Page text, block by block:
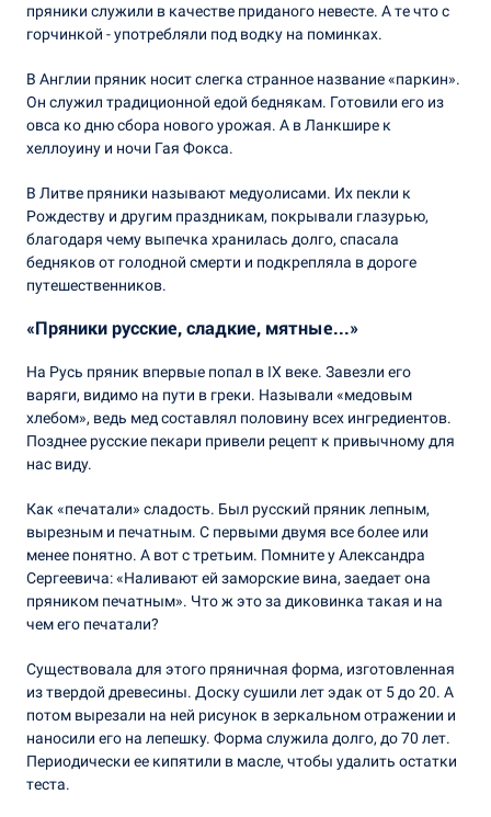
пряники служили в качестве приданого невесте. А те что с
горчинкой - употребляли под водку на поминках.
В Англии пряник носит слегка странное название «паркин».
Он служил традиционной едой беднякам. Готовили его из
овса ко дню сбора нового урожая. А в Ланкшире к
хеллоуину и ночи Гая Фокса.
В Литве пряники называют медуолисами. Их пекли к
Рождеству и другим праздникам, покрывали глазурью,
благодаря чему выпечка хранилась долго, спасала
бедняков от голодной смерти и подкрепляла в дороге
путешественников.
«Пряники русские, сладкие, мятные...»
На Русь пряник впервые попал в IX веке. Завезли его
варяги, видимо на пути в греки. Называли «медовым
хлебом», ведь мед составлял половину всех ингредиентов.
Позднее русские пекари привели рецепт к привычному для
нас виду.
Как «печатали» сладость. Был русский пряник лепным,
вырезным и печатным. С первыми двумя все более или
менее понятно. А вот с третьим. Помните у Александра
Сергеевича: «Наливают ей заморские вина, заедает она
пряником печатным». Что ж это за диковинка такая и на
чем его печатали?
Существовала для этого пряничная форма, изготовленная
из твердой древесины. Доску сушили лет эдак от 5 до 20. А
потом вырезали на ней рисунок в зеркальном отражении и
наносили его на лепешку. Форма служила долго, до 70 лет.
Периодически ее кипятили в масле, чтобы удалить остатки
теста.